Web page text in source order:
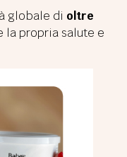
globale di oltre
la propria salute e